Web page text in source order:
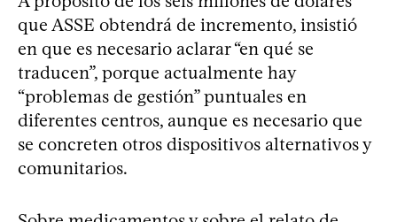
que ASSE obtendrá de incremento, insistió
en que es necesario aclarar “en qué se
traducen”, porque actualmente hay
“problemas de gestión” puntuales en
diferentes centros, aunque es necesario que
se concreten otros dispositivos alternativos y
comunitarios.